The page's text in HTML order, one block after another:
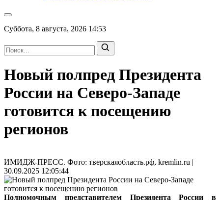
Суббота, 8 августа, 2026 14:53
Новый полпред Президента
России на Северо-Западе
готовится к посещению
регионов
ИМИДЖ-ПРЕСС. Фото: тверскаяобласть.рф, kremlin.ru |
30.09.2025 12:05:44
Полномочным представителем Президента России в